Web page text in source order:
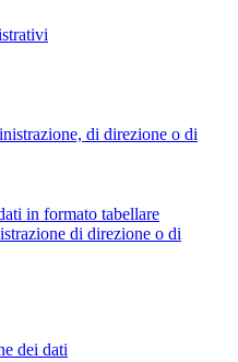
di direzione o di
in formato tabellare
di direzione o di
dei dati